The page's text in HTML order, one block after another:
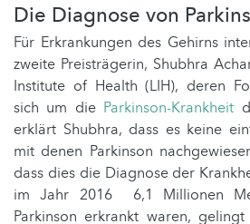
Die Diagnose von
Für Erkrankungen des Gehirns
zweite Preisträgerin, Shubhra
Institute of Health (LIH), deren
sich um die Parkinson-Krankheit
erklärt Shubhra, dass es keine
mit denen Parkinson
dass dies die Diagnose der
im Jahr 2016 6,1 Millionen
Parkinson erkrankt waren,